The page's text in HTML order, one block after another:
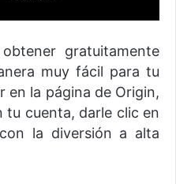
gratuitamente
muy fácil para tu
en la página de Origin,
cuenta, darle clic en
la diversión a alta